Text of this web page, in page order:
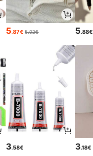
5.87€ 5.92€ 5.88€
3.58€ 3.18€